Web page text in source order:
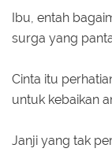
Ibu, entah
surga yang
Cinta itu
untuk kebaikan
Janji yang tak